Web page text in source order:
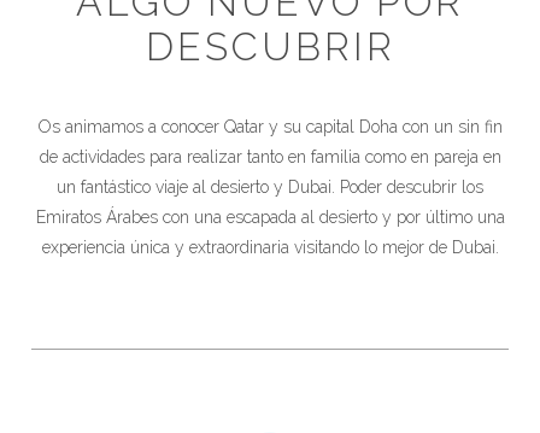
DESCUBRIR
Os animamos a conocer Qatar y su capital Doha con un sin fin
de actividades para realizar tanto en familia como en pareja en
un fantástico viaje al desierto y Dubai. Poder descubrir los
Emiratos Árabes con una escapada al desierto y por último una
experiencia única y extraordinaria visitando lo mejor de Dubai.